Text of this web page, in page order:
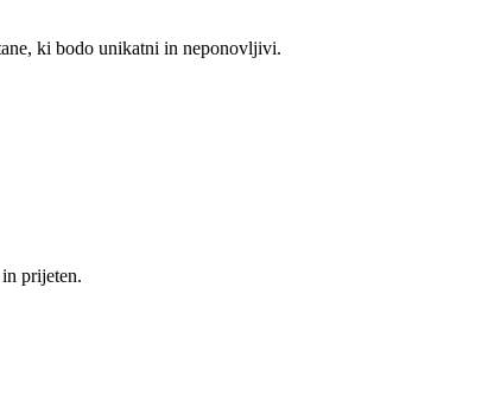
ki bodo unikatni in neponovljivi.
prijeten.